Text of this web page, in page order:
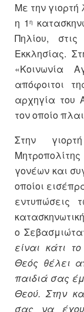
Με την γιορτή
η 1 η
Πηλίου,
Εκκλησίας.
«Κοινωνία
απόφοιτοι
αρχηγία του
τον οποίο
Στην
γονέων και
οποίοι
εντυπώσεις
ο
είναι κάτι
Θεός θέλει
παιδιά σας
Θεού. Στην
σας να